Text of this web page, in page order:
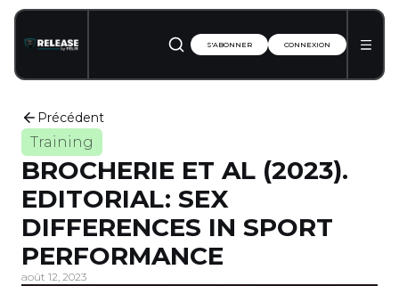
S'ABONNER CONNEXION
Précédent
Training
BROCHERIE ET AL (2023).
EDITORIAL: SEX
DIFFERENCES IN SPORT
PERFORMANCE
août 12, 2023